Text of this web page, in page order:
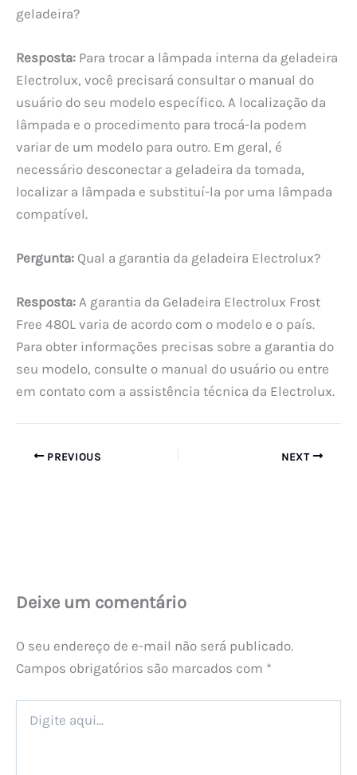
geladeira?
Resposta: Para trocar a lâmpada interna da geladeira
Electrolux, você precisará consultar o manual do
usuário do seu modelo específico. A localização da
lâmpada e o procedimento para trocá-la podem
variar de um modelo para outro. Em geral, é
necessário desconectar a geladeira da tomada,
localizar a lâmpada e substituí-la por uma lâmpada
compatível.
Pergunta: Qual a garantia da geladeira Electrolux?
Resposta: A garantia da Geladeira Electrolux Frost
Free 480L varia de acordo com o modelo e o país.
Para obter informações precisas sobre a garantia do
seu modelo, consulte o manual do usuário ou entre
em contato com a assistência técnica da Electrolux.
PREVIOUS NEXT
Deixe um comentário
O seu endereço de e-mail não será publicado.
Campos obrigatórios são marcados com *
aqui...